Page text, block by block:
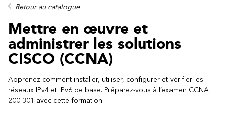
Formations
Campus IA
Sur mesure
À propos
Ressources
Retour au catalogue
Mettre en œuvre et
administrer les solutions
CISCO (CCNA)
Apprenez comment installer, utiliser, configurer et vérifier les
réseaux IPv4 et IPv6 de base. Préparez-vous à l’examen CCNA
200-301 avec cette formation.